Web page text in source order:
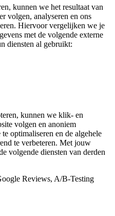
kunnen we het resultaat van
volgen, analyseren en ons
Hiervoor vergelijken we je
met de volgende externe
diensten al gebruikt:
kunnen we klik- en
volgen en anoniem
optimaliseren en de algehele
te verbeteren. Met jouw
volgende diensten van derden
Reviews, A/B-Testing